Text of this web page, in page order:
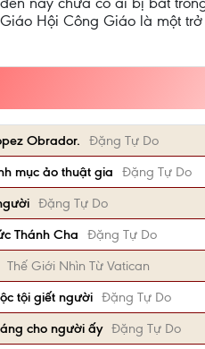
Hội Công Giáo là một
Obrador.
Đặng Tự Do
mục ảo thuật gia
Đặng Tự Do
Đặng Tự Do
Thánh Cha
Đặng Tự Do
Thế Giới Nhìn Từ Vatican
tội giết người Đặng Tự Do
cho người ấy Đặng Tự Do